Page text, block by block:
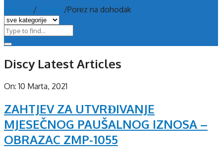
/ /Porez na dohodak
Discy Latest Articles
On: 10 Marta, 2021
ZAHTJEV ZA UTVRĐIVANJE
MJESEČNOG PAUŠALNOG IZNOSA –
OBRAZAC ZMP-1055